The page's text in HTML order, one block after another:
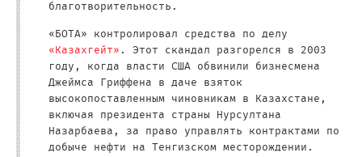
благотворительность.
«БОТА» контролировал средства по делу
«Казахгейт». Этот скандал разгорелся в 2003
году, когда власти США обвинили бизнесмена
Джеймса Гриффена в даче взяток
высокопоставленным чиновникам в Казахстане,
включая президента страны Нурсултана
Назарбаева, за право управлять контрактами по
добыче нефти на Тенгизском месторождении.